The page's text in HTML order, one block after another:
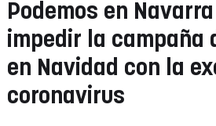
Podemos en
impedir la campaña
en Navidad con la
coronavirus